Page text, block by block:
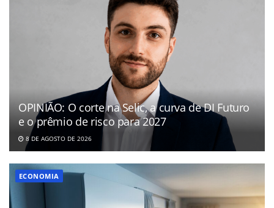
OPINIÃO: O corte na Selic, a curva de DI Futuro
e o prêmio de risco para 2027
8 DE AGOSTO DE 2026
ECONOMIA